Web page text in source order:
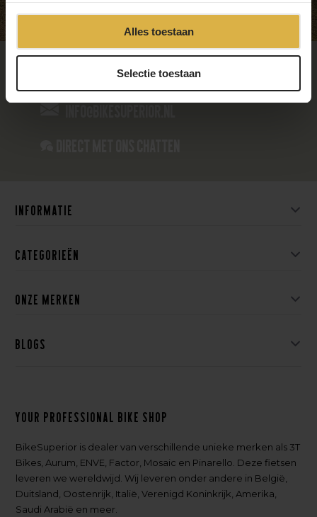
Alles toestaan
Selectie toestaan
085-4866235
Informatie
Categorieën
Onze merken
Blogs
Your professional bike shop
BikeSuperior is dealer van verschillende unieke merken als 3T
Bikes, Aurum, ENVE, Factor, Mosaic en Pinarello. Deze fietsen
leveren we wereldwijd. Wij leveren onder andere in België,
Duitsland, Oostenrijk, Italië, Verenigd Koninkrijk, Amerika,
Saudi Arabië en meer.